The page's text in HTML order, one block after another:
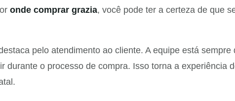
onde comprar grazia, você pode ter a certeza de que
pelo atendimento ao cliente. A equipe está
durante o processo de compra. Isso torna a experiência